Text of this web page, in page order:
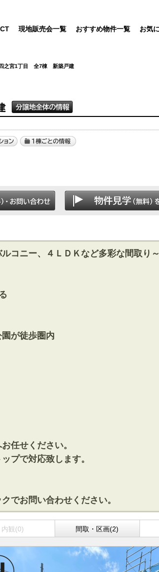
現地販売会一覧 おすすめ物件一覧 お気
之宮1丁目 全7棟 新築戸建
コニー、４ＬＤＫなど多彩な間取り～
が徒歩圏内
任せください。
プで対応致します。
でお問い合わせください。
内観(0) 間取・区画(2)